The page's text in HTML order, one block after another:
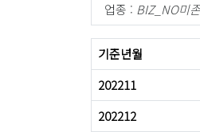
업종 : BIZ_NO미
기준년월
202211
202212